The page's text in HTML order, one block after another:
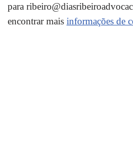
para
encontrar mais informações de